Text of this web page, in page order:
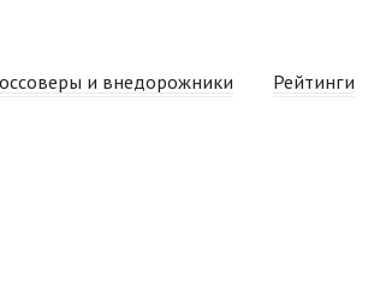
и внедорожники Рейтинги